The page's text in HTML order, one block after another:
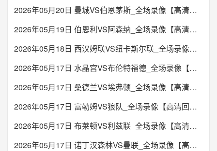
2026年05月20日 曼城VS伯恩茅斯_全场录像【高清回放】
2026年05月19日 伯恩利VS阿森纳_全场录像【高清回放】
2026年05月18日 西汉姆联VS纽卡斯尔联_全场录像【高清回放】
2026年05月17日 水晶宫VS布伦特福德_全场录像【高清回放】
2026年05月17日 桑德兰VS埃弗顿_全场录像【高清回放】
2026年05月17日 富勒姆VS狼队_全场录像【高清回放】
2026年05月17日 布莱顿VS利兹联_全场录像【高清回放】
2026年05月17日 诺丁汉森林VS曼联_全场录像【高清回放】